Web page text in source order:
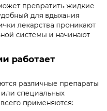
превратить жидкие
для вдыхания
лекарства проникают
системы и начинают
работает
различные препараты
специальных
применяются: